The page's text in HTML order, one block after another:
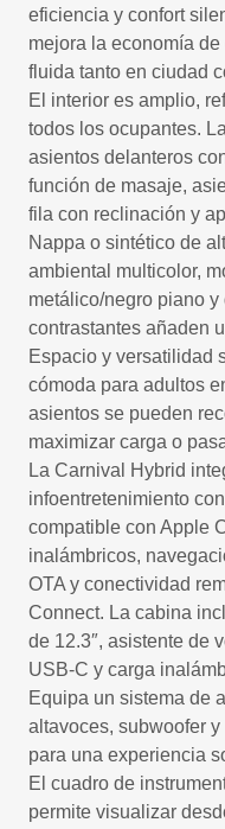
eficiencia y confort
mejora la economía
fluida tanto en ciudad
El interior es amplio,
todos los ocupantes.
asientos delanteros
función de masaje,
fila con reclinación y
Nappa o sintético de
ambiental multicolor,
metálico/negro piano
contrastantes añaden
Espacio y versatilidad
cómoda para adultos
asientos se pueden
maximizar carga o
La Carnival Hybrid
infoentretenimiento
compatible con Apple
inalámbricos,
OTA y conectividad
Connect. La cabina
de 12.3″, asistente de
USB-C y carga
Equipa un sistema de
altavoces, subwoofer
para una experiencia
El cuadro de
permite visualizar